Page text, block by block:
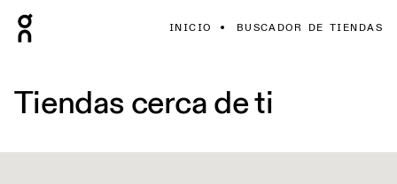
INICIO BUSCADOR DE TIENDAS
Tiendas cerca de ti